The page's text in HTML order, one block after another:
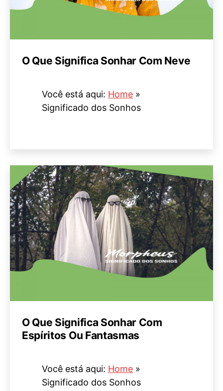
O Que Significa Sonhar Com Neve
Você está aqui: Home »
Significado dos Sonhos
O Que Significa Sonhar Com
Espíritos Ou Fantasmas
Você está aqui: Home »
Significado dos Sonhos